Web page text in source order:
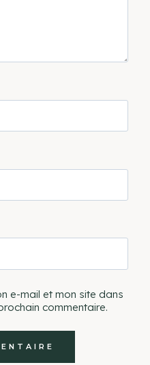
e-mail et mon site dans
commentaire.